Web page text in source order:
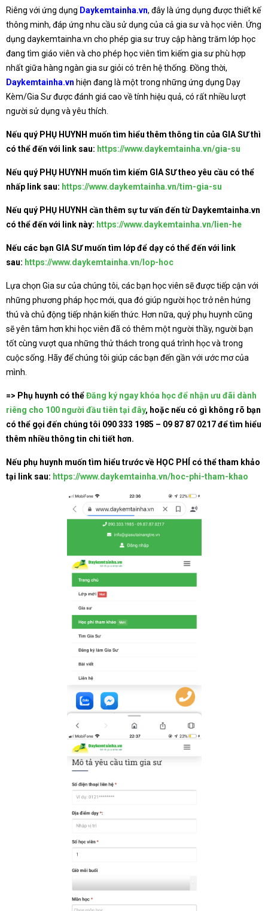
Riêng với ứng dụng Daykemtainha.vn, đây là ứng dụng được thiết kế
thông minh, đáp ứng nhu cầu sử dụng của cả gia sư và học viên. Ứng
dụng daykemtainha.vn cho phép gia sư truy cập hàng trăm lớp học
đang tìm giáo viên và cho phép học viên tìm kiếm gia sư phù hợp
nhất giữa hàng ngàn gia sư giỏi có trên hệ thống. Đồng thời,
Daykemtainha.vn hiện đang là một trong những ứng dụng Dạy
Kèm/Gia Sư được đánh giá cao về tính hiệu quả, có rất nhiều lượt
người sử dụng và yêu thích.
Nếu quý PHỤ HUYNH muốn tìm hiểu thêm thông tin của GIA SƯ thì
có thể đến với link sau: https://www.daykemtainha.vn/gia-su
Nếu quý PHỤ HUYNH muốn tìm kiếm GIA SƯ theo yêu cầu có thể
nhấp link sau: https://www.daykemtainha.vn/tim-gia-su
Nếu quý PHỤ HUYNH cần thêm sự tư vấn đến từ Daykemtainha.vn
có thể đến với link này: https://www.daykemtainha.vn/lien-he
Nếu các bạn GIA SƯ muốn tìm lớp để dạy có thể đến với link
sau: https://www.daykemtainha.vn/lop-hoc
Lựa chọn Gia sư của chúng tôi, các bạn học viên sẽ được tiếp cận với
những phương pháp học mới, qua đó giúp người học trở nên hứng
thú và chủ động tiếp nhận kiến thức. Hơn nữa, quý phụ huynh cũng
sẽ yên tâm hơn khi học viên đã có thêm một người thầy, người bạn
tốt cùng vượt qua những thử thách trong quá trình học và trong
cuộc sống. Hãy để chúng tôi giúp các bạn đến gần với ước mơ của
mình.
=> Phụ huynh có thểĐăng ký ngay khóa học để nhận ưu đãi dành
riêng cho 100 người đầu tiên tại đây, hoặc nếu có gì không rõ bạn
có thể gọi đến chúng tôi 090 333 1985 – 09 87 87 0217để tìm hiểu
thêm nhiều thông tin chi tiết hơn.
Nếu phụ huynh muốn tìm hiểu trước về HỌC PHÍ có thể tham khảo
tại link sau: https://www.daykemtainha.vn/hoc-phi-tham-khao